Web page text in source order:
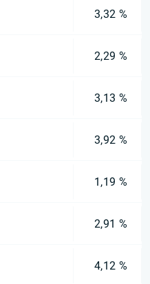
3,32 %
2,29 %
3,13 %
3,92 %
1,19 %
2,91 %
4,12 %